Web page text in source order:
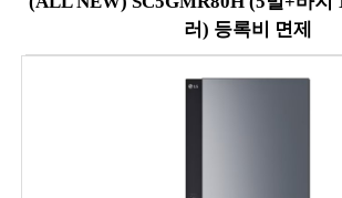
러) 등록비 면제